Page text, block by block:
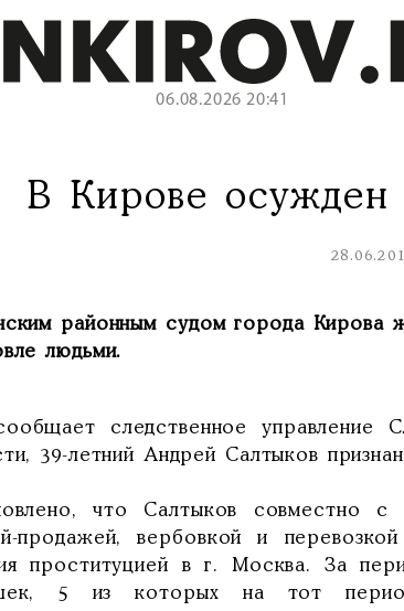
06.08.2026 20:41
В Кирове осужден
районным судом города Кирова
людьми.
следственное управление
39-летний Андрей Салтыков
что Салтыков совместно
продажей, вербовкой и
проституцией в г. Москва. За
5 из которых на тот период